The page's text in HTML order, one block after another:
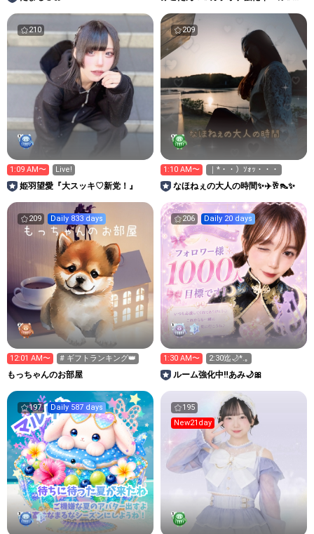
210
1:09 AM〜 Live!
姫羽望愛『大スッキ♡新党！』
209
1:10 AM〜 ｜*・・）ｿｫｯ・・・
なほねぇの大人の時間✨✈️🥂👠✨
209 Daily 833 days
12:01 AM〜 # ギフトランキング👑
もっちゃんのお部屋
206 Daily 20 days
1:30 AM〜 2:30迄🌙*.｡
ルーム強化中‼️あみ🌙🎀
197 Daily 587 days
195
New21day